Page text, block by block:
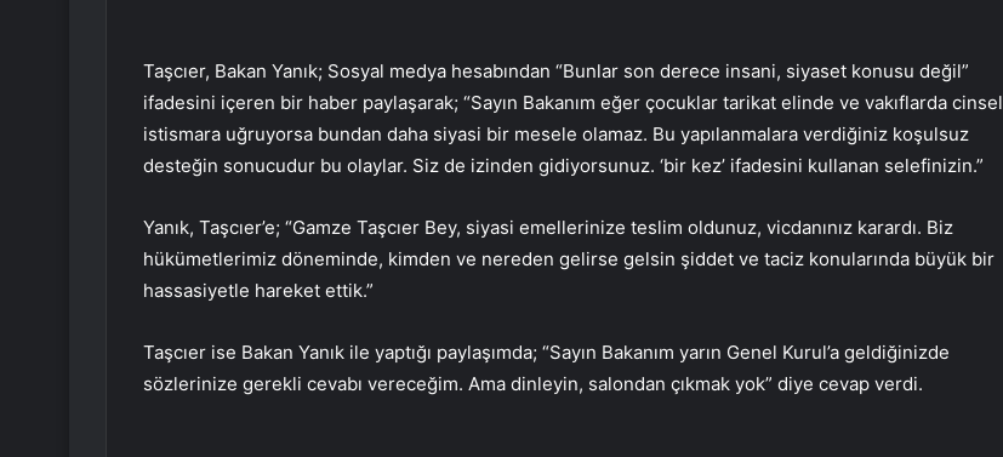
Taşcıer, Bakan Yanık; Sosyal medya hesabından “Bunlar son derece insani, siyaset konusu değil”
ifadesini içeren bir haber paylaşarak; “Sayın Bakanım eğer çocuklar tarikat elinde ve vakıflarda cinsel
istismara uğruyorsa bundan daha siyasi bir mesele olamaz. Bu yapılanmalara verdiğiniz koşulsuz
desteğin sonucudur bu olaylar. Siz de izinden gidiyorsunuz. ‘bir kez’ ifadesini kullanan selefinizin.”
Yanık, Taşcıer’e; “Gamze Taşcıer Bey, siyasi emellerinize teslim oldunuz, vicdanınız karardı. Biz
hükümetlerimiz döneminde, kimden ve nereden gelirse gelsin şiddet ve taciz konularında büyük bir
hassasiyetle hareket ettik.”
Taşcıer ise Bakan Yanık ile yaptığı paylaşımda; “Sayın Bakanım yarın Genel Kurul’a geldiğinizde
sözlerinize gerekli cevabı vereceğim. Ama dinleyin, salondan çıkmak yok” diye cevap verdi.